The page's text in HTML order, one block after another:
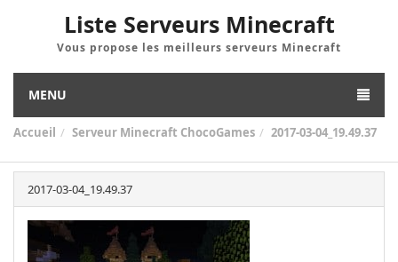
Liste Serveurs Minecraft
Vous propose les meilleurs serveurs Minecraft
MENU
Accueil Serveur Minecraft ChocoGames 2017-03-04_19.49.37
2017-03-04_19.49.37